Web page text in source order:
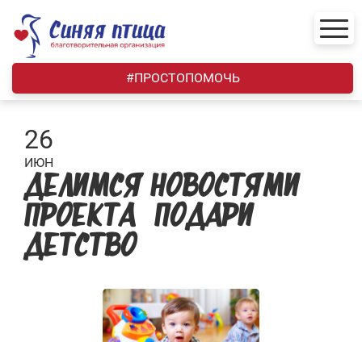
content
#ПРОСТОПОМОЧЬ
26
ИЮН
ДЕЛИМСЯ НОВОСТЯМИ
ПРОЕКТА «ПОДАРИ
ДЕТСТВО»